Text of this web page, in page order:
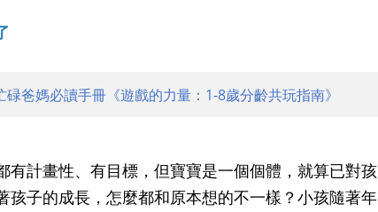
碌爸媽必讀手冊《遊戲的力量：1-8歲分齡共玩指南》
有計畫性、有目標，但寶寶是一個個體，就算已對孩
孩子的成長，怎麼都和原本想的不一樣？小孩隨著年